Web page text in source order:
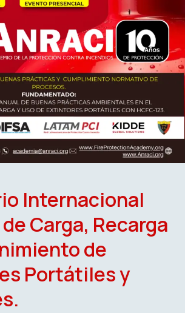
Internacional
Carga, Recarga
de
Portátiles y